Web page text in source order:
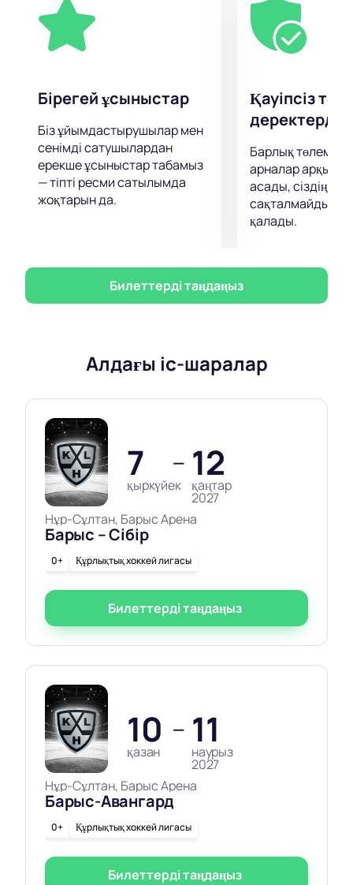
Бірегей ұсыныстар
Біз ұйымдастырушылар мен
сенімді сатушылардан
ерекше ұсыныстар табамыз
— тіпті ресми сатылымда
жоқтарын да.
Қауіпсіз
деректерді
Барлық
арналар арқылы
асады, сіздің
сақталмайды
қалады.
Билеттерді таңдаңыз
Алдағы іс-шаралар
7
қыркүйек
— 12
қаңтар
2027
Нұр-Сұлтан, Барыс Арена
Барыс – Сібір
0+ Құрлықтық хоккей лигасы
Билеттерді таңдаңыз
10
қазан
— 11
наурыз
2027
Нұр-Сұлтан, Барыс Арена
Барыс-Авангард
0+ Құрлықтық хоккей лигасы
Билеттерді таңдаңыз